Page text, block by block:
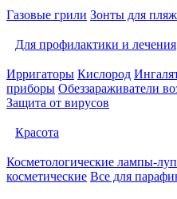
Газовые грили Зонты для
Для профилактики и лечения
Ирригаторы Кислород
приборы Обеззараживатели
Защита от вирусов
Красота
Косметологические лампы-
косметические Все для